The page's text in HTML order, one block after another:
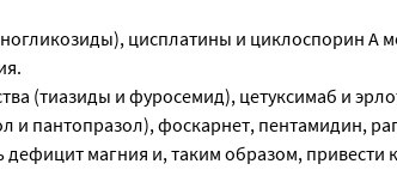
цисплатины и циклоспорин А
(тиазиды и фуросемид), цетуксимаб и
и пантопразол), фоскарнет, пентамидин,
дефицит магния и, таким образом,